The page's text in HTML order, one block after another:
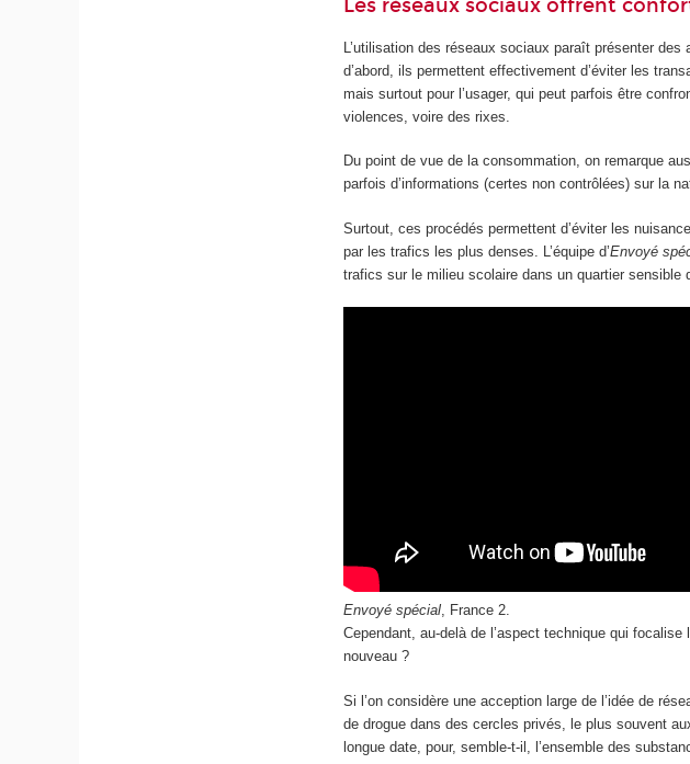
Les réseaux sociaux offrent
L’utilisation des réseaux sociaux paraît présenter
d’abord, ils permettent effectivement d’éviter les
mais surtout pour l’usager, qui peut parfois être
violences, voire des rixes.
Du point de vue de la consommation, on remarque
parfois d’informations (certes non contrôlées) sur la
Surtout, ces procédés permettent d’éviter les
par les trafics les plus denses. L’équipe d’Envoyé
trafics sur le milieu scolaire dans un quartier
Envoyé spécial, France 2.
Cependant, au-delà de l’aspect technique qui
nouveau ?
Si l’on considère une acception large de l’idée de
de drogue dans des cercles privés, le plus souvent
longue date, pour, semble-t-il, l’ensemble des